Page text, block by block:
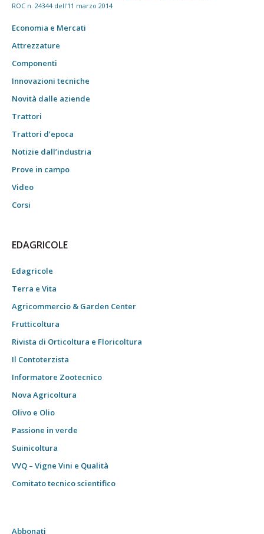
ROC n. 24344 dell'11 marzo 2014
Economia e Mercati
Attrezzature
Componenti
Innovazioni tecniche
Novità dalle aziende
Trattori
Trattori d’epoca
Notizie dall’industria
Prove in campo
Video
Corsi
EDAGRICOLE
Edagricole
Terra e Vita
Agricommercio & Garden Center
Frutticoltura
Rivista di Orticoltura e Floricoltura
Il Contoterzista
Informatore Zootecnico
Nova Agricoltura
Olivo e Olio
Passione in verde
Suinicoltura
VVQ – Vigne Vini e Qualità
Comitato tecnico scientifico
Abbonati